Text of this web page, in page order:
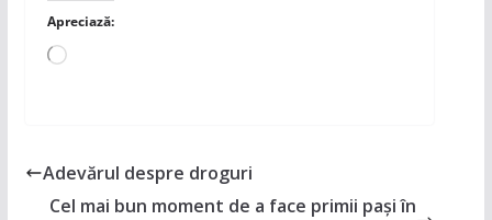
Apreciază:
Încarc...
Adevărul despre droguri
Cel mai bun moment de a face primii pași în